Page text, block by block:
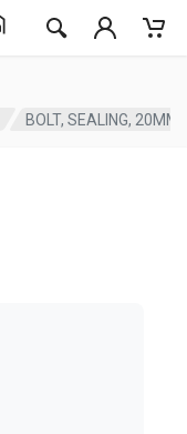
BOLT, SEALING,